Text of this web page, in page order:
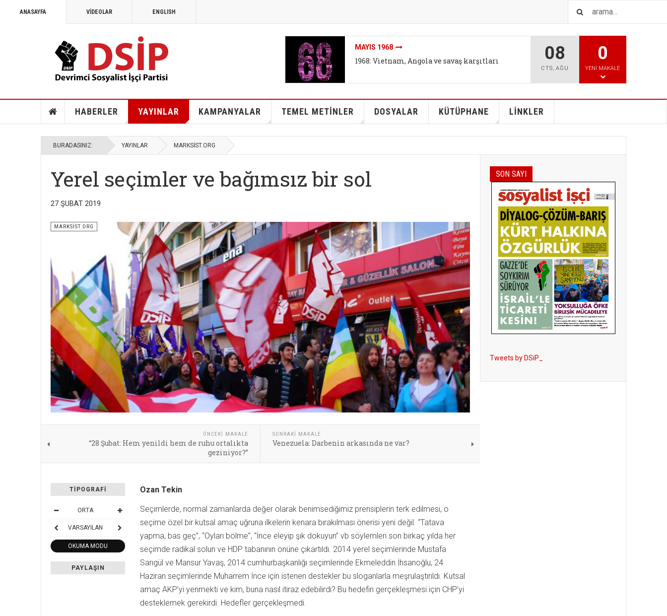
ANASAYFA VİDEOLAR ENGLISH
İKLIMI DEĞIL SISTEMI DEĞIŞTIR
İklim mitleri I - Bireysel tutum değişikliği bizi
08
CTS, AĞU
0
YENI MAKALE
HABERLER YAYINLAR KAMPANYALAR TEMEL METİNLER DOSYALAR KÜTÜPHANE LİNKLER
BURADASINIZ: YAYINLAR MARKSİST.ORG
Yerel seçimler ve bağımsız bir sol
27 ŞUBAT 2019
MARKSİST.ORG
ÖNCEKI MAKALE
“28 Şubat: Hem yenildi hem de ruhu ortalıkta
geziniyor?”
SONRAKI MAKALE
Venezuela: Darbenin arkasında ne var?
TIPOGRAFI
ORTA
VARSAYILAN
OKUMA MODU
PAYLAŞIN
Ozan Tekin
Seçimlerde, normal zamanlarda değer olarak benimsediğimiz prensiplerin terk edilmesi, o
seçime özel bir kutsal amaç uğruna ilkelerin kenara bırakılması önerisi yeni değil. “Tatava
yapma, bas geç”, “Oyları bölme”, “İnce eleyip şık dokuyun” vb söylemleri son birkaç yılda her
seçimde radikal solun ve HDP tabanının önüne çıkartıldı. 2014 yerel seçimlerinde Mustafa
Sarıgül ve Mansur Yavaş, 2014 cumhurbaşkanlığı seçimlerinde Ekmeleddin İhsanoğlu, 24
Haziran seçimlerinde Muharrem İnce için istenen destekler bu sloganlarla meşrulaştırıldı. Kutsal
amaç AKP’yi yenmekti ve kim, buna nasıl itiraz edebilirdi? Bu hedefin gerçekleşmesi için CHP’yi
desteklemek gerekirdi. Hedefler gerçekleşmedi.
SON SAYI
Tweets by DSiP_